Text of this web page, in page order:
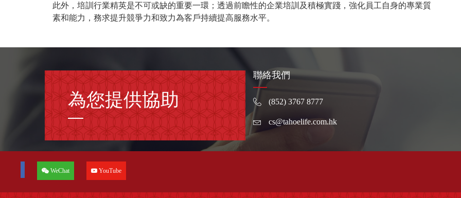
此外，培訓行業精英是不可或缺的重要一環；透過前瞻性的企業培訓及積極實踐，強化員工自身的專業質
素和能力，務求提升競爭力和致力為客戶持續提高服務水平。
為您提供協助
聯絡我們
(852) 3767 8777
cs@tahoelife.com.hk
WeChat YouTube